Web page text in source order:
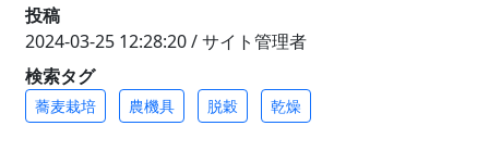
投稿
2024-03-25 12:28:20 / サイト管理者
検索タグ
蕎麦栽培 農機具 脱穀 乾燥